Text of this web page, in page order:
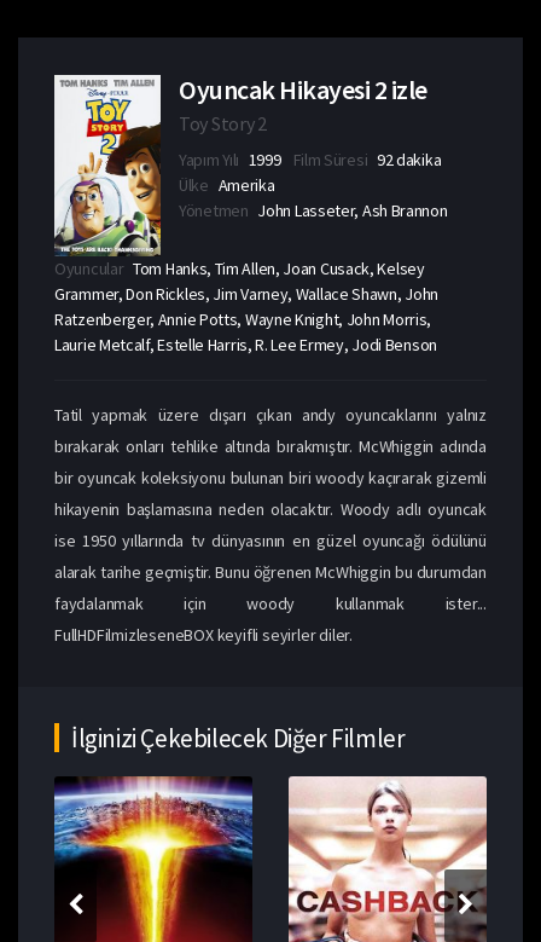
Oyuncak Hikayesi 2 izle
Toy Story 2
Yapım Yılı 1999 Film Süresi 92 dakika
Ülke Amerika
Yönetmen John Lasseter, Ash Brannon
Oyuncular Tom Hanks, Tim Allen, Joan Cusack, Kelsey
Grammer, Don Rickles, Jim Varney, Wallace Shawn, John
Ratzenberger, Annie Potts, Wayne Knight, John Morris,
Laurie Metcalf, Estelle Harris, R. Lee Ermey, Jodi Benson
Tatil yapmak üzere dışarı çıkan andy oyuncaklarını yalnız
bırakarak onları tehlike altında bırakmıştır. McWhiggin adında
bir oyuncak koleksiyonu bulunan biri woody kaçırarak gizemli
hikayenin başlamasına neden olacaktır. Woody adlı oyuncak
ise 1950 yıllarında tv dünyasının en güzel oyuncağı ödülünü
alarak tarihe geçmiştir. Bunu öğrenen McWhiggin bu durumdan
faydalanmak için woody kullanmak ister...
FullHDFilmizleseneBOX keyifli seyirler diler.
İlginizi Çekebilecek Diğer Filmler